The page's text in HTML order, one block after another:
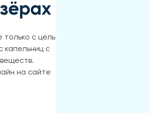
с целью
капельниц с
на сайте